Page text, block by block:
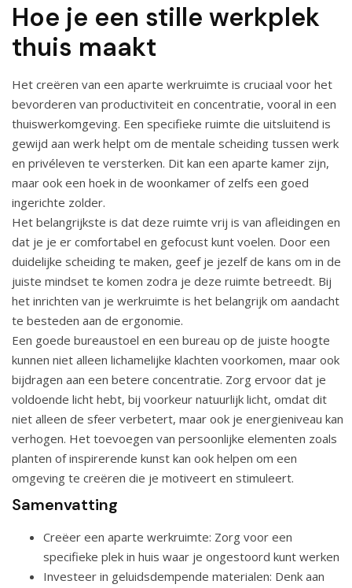
Hoe je een stille werkplek
thuis maakt
Het creëren van een aparte werkruimte is cruciaal voor het
bevorderen van productiviteit en concentratie, vooral in een
thuiswerkomgeving. Een specifieke ruimte die uitsluitend is
gewijd aan werk helpt om de mentale scheiding tussen werk
en privéleven te versterken. Dit kan een aparte kamer zijn,
maar ook een hoek in de woonkamer of zelfs een goed
ingerichte zolder.
Het belangrijkste is dat deze ruimte vrij is van afleidingen en
dat je je er comfortabel en gefocust kunt voelen. Door een
duidelijke scheiding te maken, geef je jezelf de kans om in de
juiste mindset te komen zodra je deze ruimte betreedt. Bij
het inrichten van je werkruimte is het belangrijk om aandacht
te besteden aan de ergonomie.
Een goede bureaustoel en een bureau op de juiste hoogte
kunnen niet alleen lichamelijke klachten voorkomen, maar ook
bijdragen aan een betere concentratie. Zorg ervoor dat je
voldoende licht hebt, bij voorkeur natuurlijk licht, omdat dit
niet alleen de sfeer verbetert, maar ook je energieniveau kan
verhogen. Het toevoegen van persoonlijke elementen zoals
planten of inspirerende kunst kan ook helpen om een
omgeving te creëren die je motiveert en stimuleert.
Samenvatting
Creëer een aparte werkruimte: Zorg voor een
specifieke plek in huis waar je ongestoord kunt werken
Investeer in geluidsdempende materialen: Denk aan